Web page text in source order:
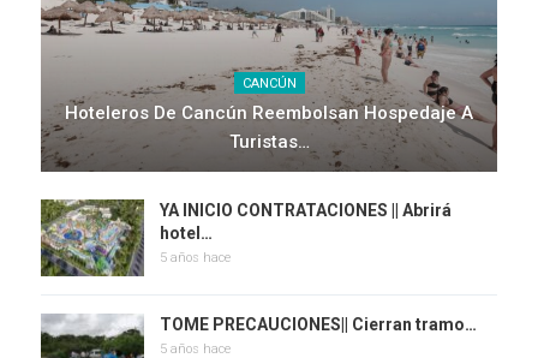
CANCÚN
Hoteleros De Cancún Reembolsan Hospedaje A
Turistas…
YA INICIO CONTRATACIONES || Abrirá
hotel…
5 años hace
TOME PRECAUCIONES|| Cierran tramo…
5 años hace